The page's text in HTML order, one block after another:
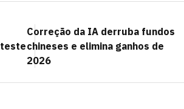
Correção da IA derruba fundos
chineses e elimina ganhos de
2026